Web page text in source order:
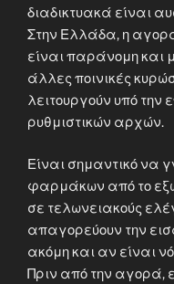
διαδικτυακά είναι
Στην Ελλάδα, η
είναι παράνομη και
άλλες ποινικές
λειτουργούν υπό την
ρυθμιστικών αρχών.
Είναι σημαντικό να
φαρμάκων από το
σε τελωνειακούς
απαγορεύουν την
ακόμη και αν είναι
Πριν από την αγορά,